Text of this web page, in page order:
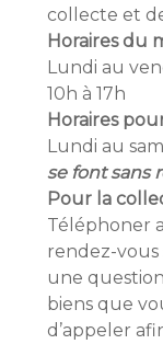
collecte et
Horaires du
Lundi au
10h à 17h
Horaires
Lundi au
se font sans
Pour la
Téléphoner
rendez-
une
biens que
d’appeler